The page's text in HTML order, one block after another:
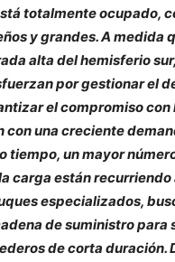
totalmente ocupado,
y grandes. A medida
alta del hemisferio
por gestionar el
el compromiso con
con una creciente
tiempo, un mayor
carga están recurriendo
especializados,
de suministro para
de corta duración.